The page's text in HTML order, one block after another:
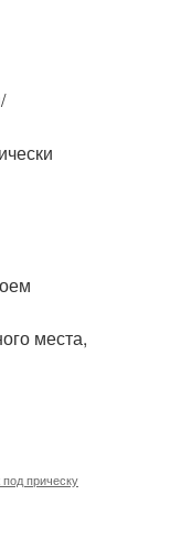
места,
прическу